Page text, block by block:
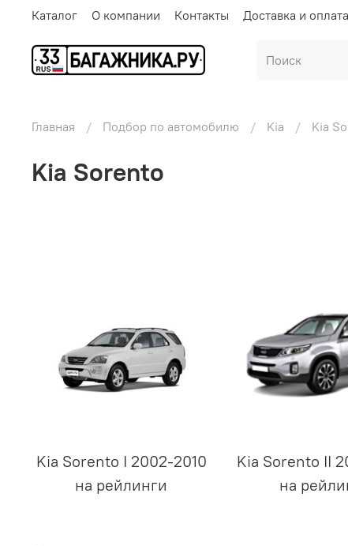
Каталог О компании Контакты Доставка и оплата
Главная Подбор по автомобилю Kia Kia
Kia Sorento
Kia Sorento I 2002-2010
на рейлинги
Kia Sorento II
на